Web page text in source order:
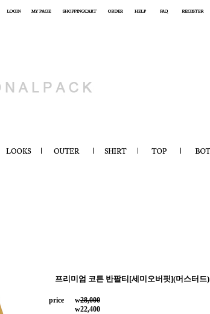
프리미엄 코튼 반팔티[세미오버핏](머스터드)
price w28,000
w22,400